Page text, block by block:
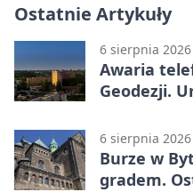
Ostatnie Artykuły
6 sierpnia 2026
Awaria
Geodezji.
6 sierpnia 2026
Burze w
gradem.